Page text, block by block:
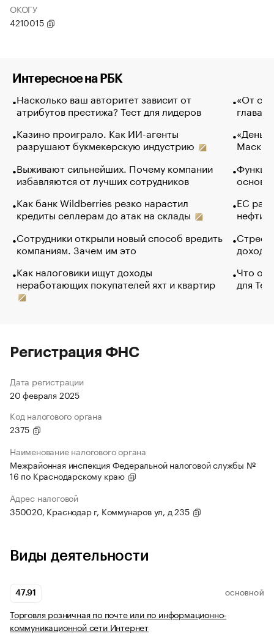
ОКОГУ
4210015
Интересное на РБК
Насколько ваш авторитет зависит от
атрибутов престижа? Тест для лидеров
Казино проиграло. Как ИИ-агенты
разрушают букмекерскую индустрию
Выживают сильнейших. Почему компании
избавляются от лучших сотрудников
Как банк Wildberries резко нарастил
кредиты селлерам до атак на склады
Сотрудники открыли новый способ вредить
компаниям. Зачем им это
Как налоговики ищут доходы
неработающих покупателей яхт и квартир
«От
глава
Маск в
основ
ЕС
нефти
Что
для
Регистрация ФНС
Дата регистрации
20 февраля 2025
Код налогового органа
2375
Наименование налогового органа
Межрайонная инспекция Федеральной налоговой службы №
16 по Краснодарскому краю
Адрес налоговой
350020, Краснодар г, Коммунаров ул, д 235
Виды деятельности
47.91 ОСНОВНОЙ
Торговля розничная по почте или по информационно-
коммуникационной сети Интернет